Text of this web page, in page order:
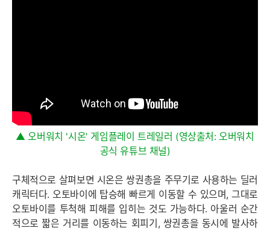
▲ 오버워치 '시온' 게임플레이 트레일러 (영상출처: 오버워치
공식 유튜브 채널)
구체적으로 살펴보면 시온은 쌍권총을 주무기로 사용하는 딜러
캐릭터다. 오토바이에 탑승해 빠르게 이동할 수 있으며, 그대로
오토바이를 투척해 피해를 입히는 것도 가능하다. 아울러 순간
적으로 짧은 거리를 이동하는 회피기, 쌍권총을 동시에 발사하